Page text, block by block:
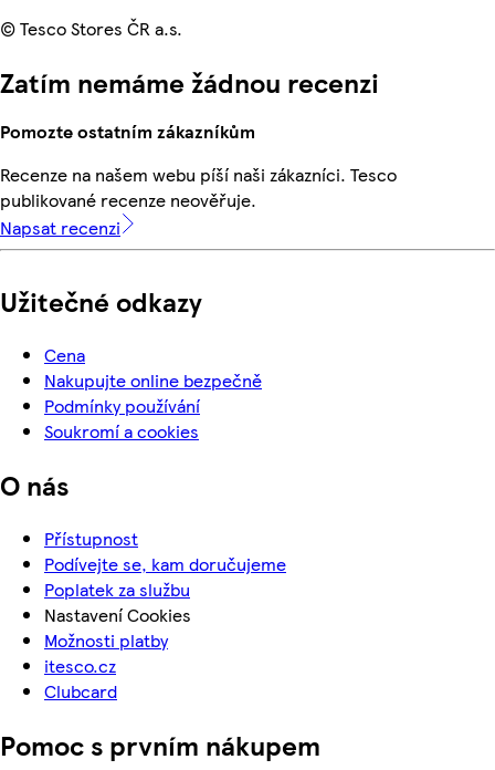
© Tesco Stores ČR a.s.
Zatím nemáme žádnou recenzi
Pomozte ostatním zákazníkům
Recenze na našem webu píší naši zákazníci. Tesco
publikované recenze neověřuje.
Napsat recenzi
Užitečné odkazy
Cena
Nakupujte online bezpečně
Podmínky používání
Soukromí a cookies
O nás
Přístupnost
Podívejte se, kam doručujeme
Poplatek za službu
Nastavení Cookies
Možnosti platby
itesco.cz
Clubcard
Pomoc s prvním nákupem